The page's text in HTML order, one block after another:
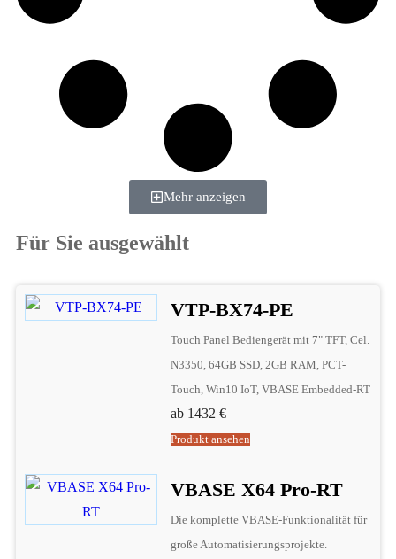
Mehr anzeigen
Für Sie ausgewählt
VTP-BX74-PE
Touch Panel Bediengerät mit 7" TFT, Cel.
N3350, 64GB SSD, 2GB RAM, PCT-
Touch, Win10 IoT, VBASE Embedded-RT
ab 1432 €
Produkt ansehen
VBASE X64 Pro-RT
Die komplette VBASE-Funktionalität für
große Automatisierungsprojekte.